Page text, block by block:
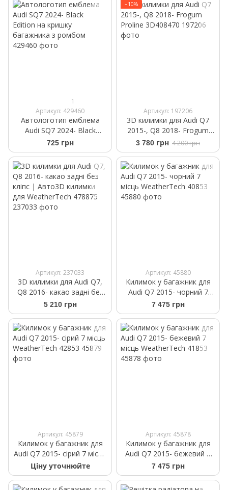
1
Артикул: 429460
Автологотип емблема
Audi SQ7 2024- Black
Edition на кришку
багажника з ромбом
725 грн
−10%
Артикул: 197206
3D килимки для Audi Q7
2015-, Q8 2018- Frogum
Proline 3D408470
3 780 грн 4 200 грн
Артикул: 237033
3D килимки для Audi Q7,
Q8 2016- какао задні без
кліпс | Авто3D килимки
для WeatherTech 478875
5 210 грн
Артикул: 45880
Килимок у багажник для
Audi Q7 2015- чорний 7
місць WeatherTech 40853
7 475 грн
Артикул: 45879
Килимок у багажник для
Audi Q7 2015- сірий 7 місць
WeatherTech 42853
Ціну уточнюйте
Артикул: 45878
Килимок у багажник для
Audi Q7 2015- бежевий 7
місць WeatherTech 41853
7 475 грн